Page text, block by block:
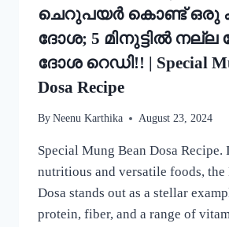
ചെറുപയർ കൊണ്ട് ഒരു
ദോശ; 5 മിനുട്ടിൽ നല്ല
ദോശ റെഡി!! | Special
Dosa Recipe
By Neenu Karthika August 23, 2024
Special Mung Bean Dosa
nutritious and versatile foods, the
Dosa stands out as a stellar
protein, fiber, and a range of